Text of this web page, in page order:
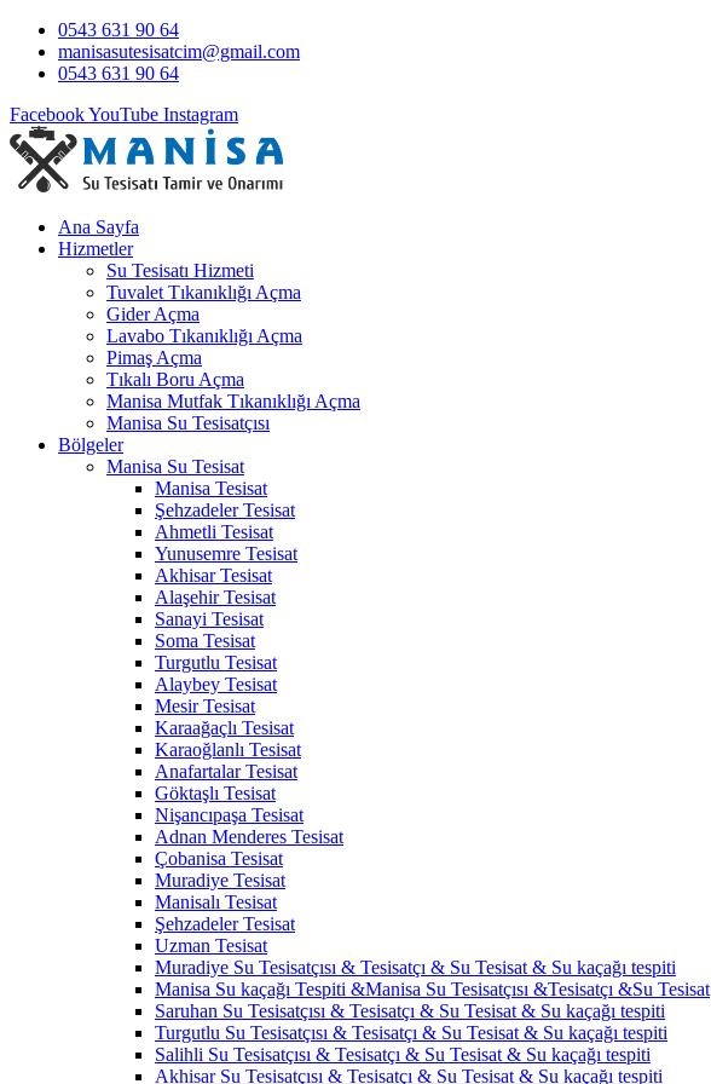
0543 631 90 64
manisasutesisatcim@gmail.com
0543 631 90 64
FacebookYouTube Instagram
Ana Sayfa
Hizmetler
Su Tesisatı Hizmeti
Tuvalet Tıkanıklığı Açma
Gider Açma
Lavabo Tıkanıklığı Açma
Pimaş Açma
Tıkalı Boru Açma
Manisa Mutfak Tıkanıklığı Açma
Manisa Su Tesisatçısı
Bölgeler
Manisa Su Tesisat
Manisa Tesisat
Şehzadeler Tesisat
Ahmetli Tesisat
Yunusemre Tesisat
Akhisar Tesisat
Alaşehir Tesisat
Sanayi Tesisat
Soma Tesisat
Turgutlu Tesisat
Alaybey Tesisat
Mesir Tesisat
Karaağaçlı Tesisat
Karaoğlanlı Tesisat
Anafartalar Tesisat
Göktaşlı Tesisat
Nişancıpaşa Tesisat
Adnan Menderes Tesisat
Çobanisa Tesisat
Muradiye Tesisat
Manisalı Tesisat
Şehzadeler Tesisat
Uzman Tesisat
Muradiye Su Tesisatçısı & Tesisatçı & Su Tesisat & Su kaçağı tespiti
Manisa Su kaçağı Tespiti &Manisa Su Tesisatçısı &Tesisatçı &Su Tesisat
Saruhan Su Tesisatçısı & Tesisatçı & Su Tesisat & Su kaçağı tespiti
Turgutlu Su Tesisatçısı & Tesisatçı & Su Tesisat & Su kaçağı tespiti
Salihli Su Tesisatçısı & Tesisatçı & Su Tesisat & Su kaçağı tespiti
Akhisar Su Tesisatçısı & Tesisatçı & Su Tesisat & Su kaçağı tespiti